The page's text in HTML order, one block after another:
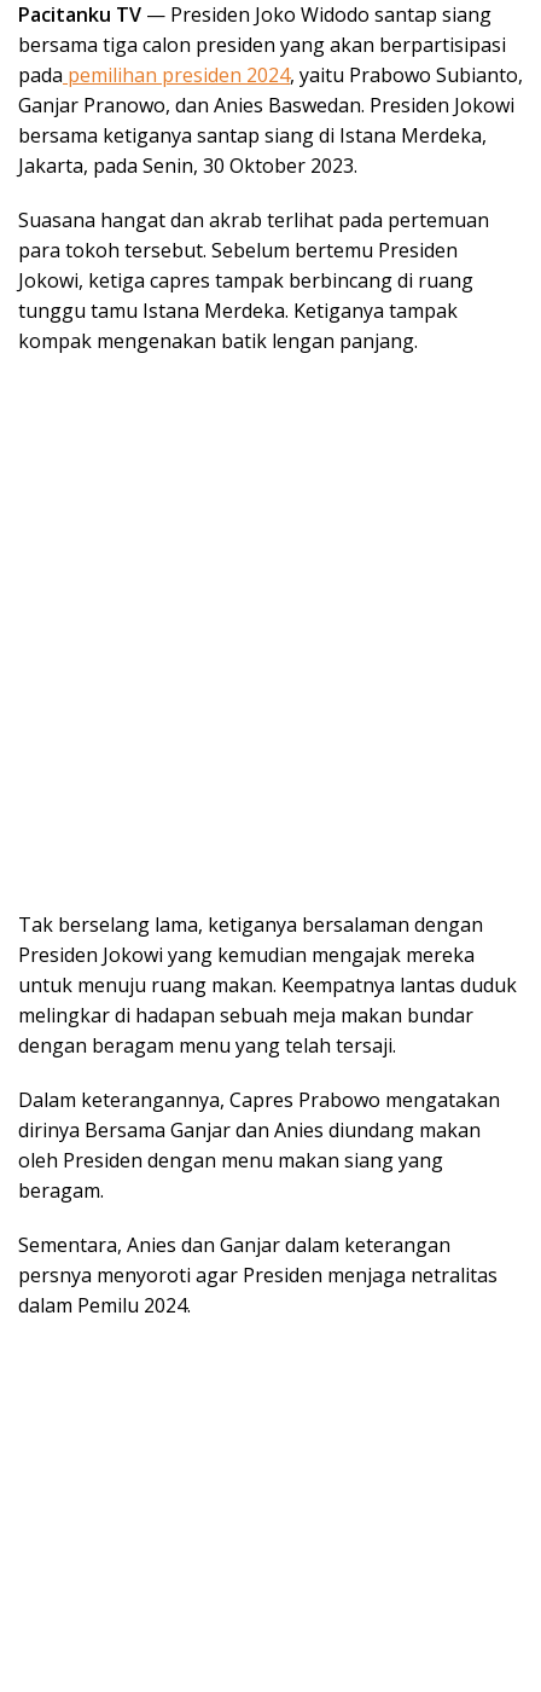
Pacitanku TV — Presiden Joko Widodo santap siang
bersama tiga calon presiden yang akan berpartisipasi
pada pemilihan presiden 2024, yaitu Prabowo Subianto,
Ganjar Pranowo, dan Anies Baswedan. Presiden Jokowi
bersama ketiganya santap siang di Istana Merdeka,
Jakarta, pada Senin, 30 Oktober 2023.
Suasana hangat dan akrab terlihat pada pertemuan
para tokoh tersebut. Sebelum bertemu Presiden
Jokowi, ketiga capres tampak berbincang di ruang
tunggu tamu Istana Merdeka. Ketiganya tampak
kompak mengenakan batik lengan panjang.
Tak berselang lama, ketiganya bersalaman dengan
Presiden Jokowi yang kemudian mengajak mereka
untuk menuju ruang makan. Keempatnya lantas duduk
melingkar di hadapan sebuah meja makan bundar
dengan beragam menu yang telah tersaji.
Dalam keterangannya, Capres Prabowo mengatakan
dirinya Bersama Ganjar dan Anies diundang makan
oleh Presiden dengan menu makan siang yang
beragam.
Sementara, Anies dan Ganjar dalam keterangan
persnya menyoroti agar Presiden menjaga netralitas
dalam Pemilu 2024.